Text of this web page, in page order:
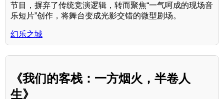
节目，摒弃了传统竞演逻辑，转而聚焦“一气呵成的现场音
乐短片”创作，将舞台变成光影交错的微型剧场。
幻乐之城
《我们的客栈：一方烟火，半卷人
生》